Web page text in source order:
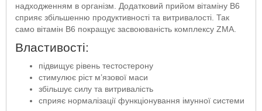
надходженням в організм. Додатковий прийом вітаміну B6
сприяє збільшенню продуктивності та витривалості. Так
само вітамін B6 покращує засвоюваність комплексу ZMA.
Властивості:
підвищує рівень тестостерону
стимулює ріст м’язової маси
збільшує силу та витривалість
сприяє нормалізації функціонування імунної системи